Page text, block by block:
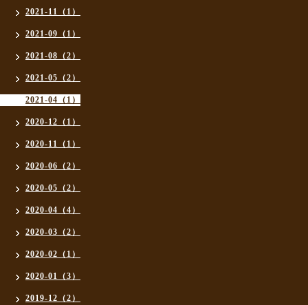
2021-11（1）
2021-09（1）
2021-08（2）
2021-05（2）
2021-04（1）
2020-12（1）
2020-11（1）
2020-06（2）
2020-05（2）
2020-04（4）
2020-03（2）
2020-02（1）
2020-01（3）
2019-12（2）